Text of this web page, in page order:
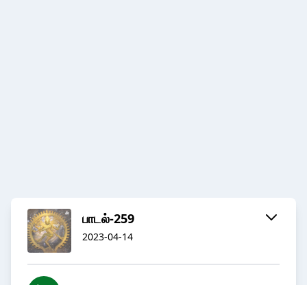
பாடல்-259
2023-04-14